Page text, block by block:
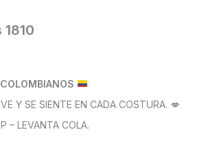
Y SE SIENTE EN CADA COSTURA. 💋
– LEVANTA COLA.